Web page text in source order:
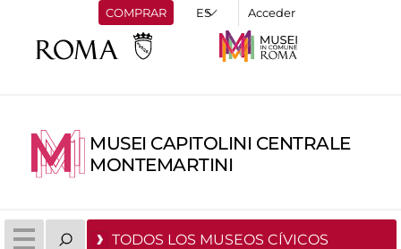
COMPRAR Acceder
MUSEI CAPITOLINI CENTRALE
MONTEMARTINI
TODOS LOS MUSEOS CÍVICOS